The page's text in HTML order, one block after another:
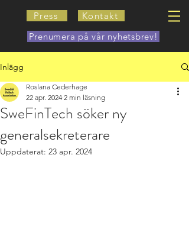
Press
Kontakt
Prenumera på vår nyhetsbrev!
Inlägg
SweFinTech söker ny
generalsekreterare
Roslana Cederhage
22 apr. 2024 2 min läsning
Uppdaterat: 23 apr. 2024